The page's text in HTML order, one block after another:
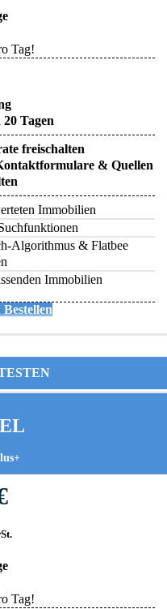
Tag!
20 Tagen
freischalten
& Quellen
Immobilien
Algorithmus & Flatbee
Immobilien
Tag!